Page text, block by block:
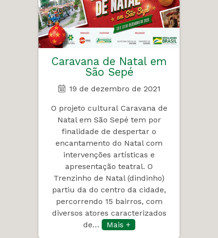
Caravana de Natal em
São Sepé
19 de dezembro de 2021
O projeto cultural Caravana de
Natal em São Sepé tem por
finalidade de despertar o
encantamento do Natal com
intervenções artísticas e
apresentação teatral. O
Trenzinho de Natal (dindinho)
partiu da do centro da cidade,
percorrendo 15 bairros, com
diversos atores caracterizados
de…
Mais +